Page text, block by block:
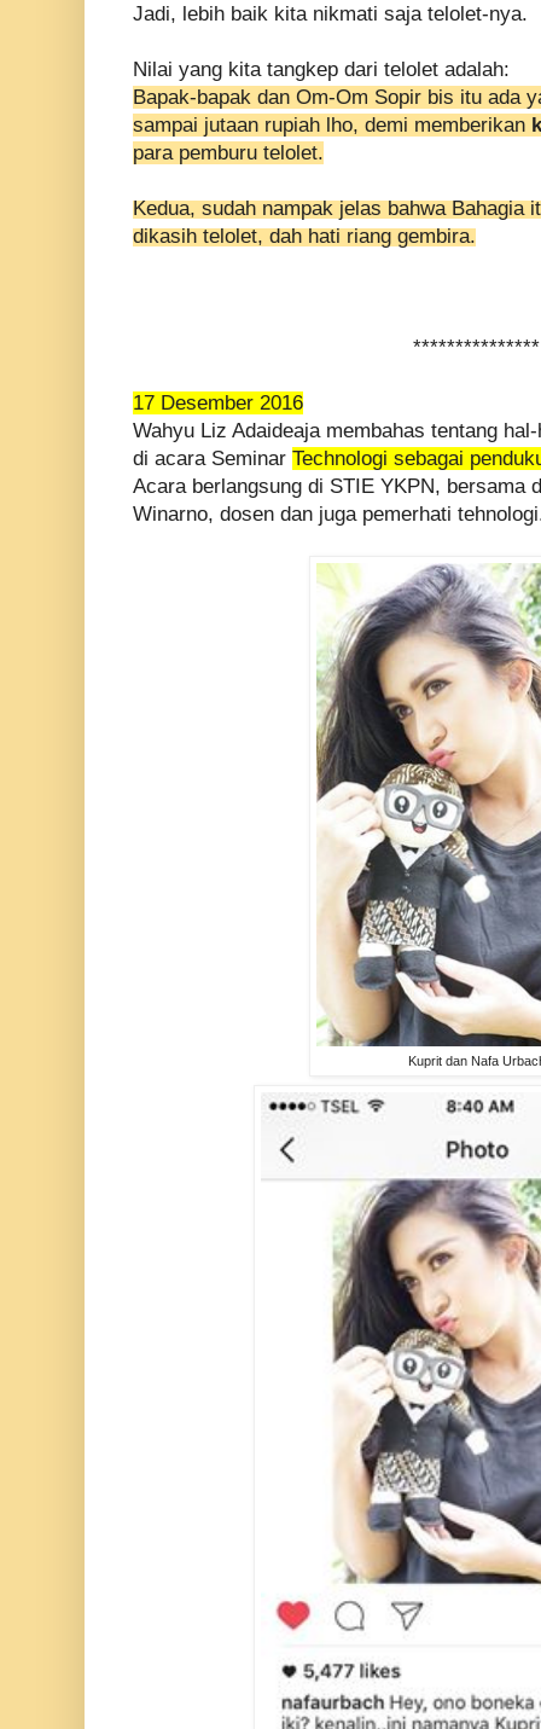
Jadi, lebih baik kita nikmati saja telolet-nya.
Nilai yang kita tangkep dari telolet adalah:
Bapak-bapak dan Om-Om Sopir bis itu ada
sampai jutaan rupiah lho, demi memberikan
para pemburu telolet.
Kedua, sudah nampak jelas bahwa Bahagia
dikasih telolet, dah hati riang gembira.
***************
17 Desember 2016
Wahyu Liz Adaideaja membahas tentang
di acara Seminar Technologi sebagai
Acara berlangsung di STIE YKPN, bersama
Winarno, dosen dan juga pemerhati
Kuprit dan Nafa